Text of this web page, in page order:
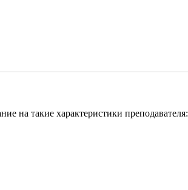
на такие характеристики преподавателя: